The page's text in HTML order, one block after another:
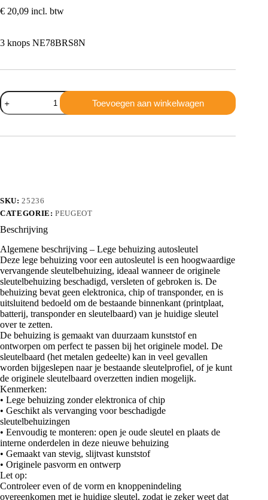
€ 20,09 incl. btw
3 knops NE78BRS8N
Peugeot
3
knops
aantal
Toevoegen aan winkelwagen
SKU:25236
CATEGORIE:PEUGEOT
Beschrijving
Algemene beschrijving – Lege behuizing autosleutel
Deze lege behuizing voor een autosleutel is een hoogwaardige
vervangende sleutelbehuizing, ideaal wanneer de originele
sleutelbehuizing beschadigd, versleten of gebroken is. De
behuizing bevat geen elektronica, chip of transponder, en is
uitsluitend bedoeld om de bestaande binnenkant (printplaat,
batterij, transponder en sleutelbaard) van je huidige sleutel
over te zetten.
De behuizing is gemaakt van duurzaam kunststof en
ontworpen om perfect te passen bij het originele model. De
sleutelbaard (het metalen gedeelte) kan in veel gevallen
worden bijgeslepen naar je bestaande sleutelprofiel, of je kunt
de originele sleutelbaard overzetten indien mogelijk.
Kenmerken:
• Lege behuizing zonder elektronica of chip
• Geschikt als vervanging voor beschadigde
sleutelbehuizingen
• Eenvoudig te monteren: open je oude sleutel en plaats de
interne onderdelen in deze nieuwe behuizing
• Gemaakt van stevig, slijtvast kunststof
• Originele pasvorm en ontwerp
Let op:
Controleer even of de vorm en knoppenindeling
overeenkomen met je huidige sleutel, zodat je zeker weet dat